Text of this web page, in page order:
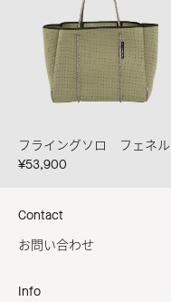
フライングソロ フェネル
¥53,900
Contact
お問い合わせ
Info